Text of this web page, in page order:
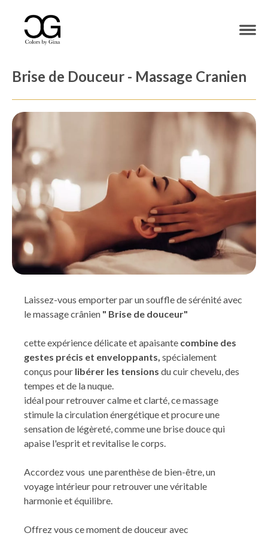
Brise de Douceur - Massage Cranien
Laissez-vous emporter par un souffle de sérénité avec
le massage crânien " Brise de douceur"
cette expérience délicate et apaisante combine des
gestes précis et enveloppants, spécialement
conçus pour libérer les tensions du cuir chevelu, des
tempes et de la nuque.
idéal pour retrouver calme et clarté, ce massage
stimule la circulation énergétique et procure une
sensation de légèreté, comme une brise douce qui
apaise l'esprit et revitalise le corps.
Accordez vous une parenthèse de bien-être, un
voyage intérieur pour retrouver une véritable
harmonie et équilibre.
Offrez vous ce moment de douceur avec